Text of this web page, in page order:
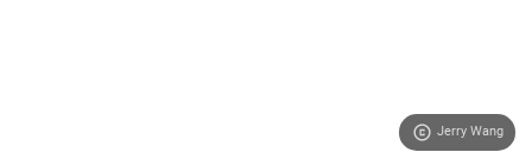
Jerry Wang